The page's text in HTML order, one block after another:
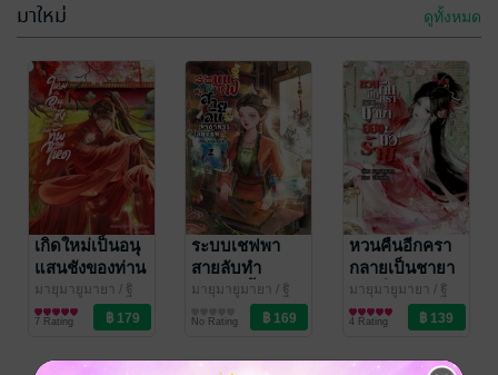
มาใหม่ ดูทั้งหมด
เกิดใหม่เป็นอนุ
แสนชังของท่าน
แม่ทัพจอมโหด
มายุมายูมายา / ฐิ
ชาบุ๊ค...
นิยายรักจีนโบราณ
7 Rating
ระบบเชฟพา
สายลับทำ
อาหารเลี้ยงชีพ
มายุมายูมายา / ฐิ
นิยายรักจีนโบราณ
No Rating
หวนคืนอีกครา
กลายเป็นชายา
อ๋องชั่วร้าย
มายุมายูมายา / ฐิ
ชาบุ๊ค...
นิยายรักจีนโบราณ
4 Rating